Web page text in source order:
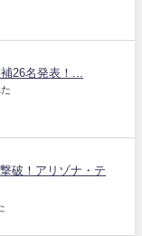
26名発表！...
破！アリゾナ・テ